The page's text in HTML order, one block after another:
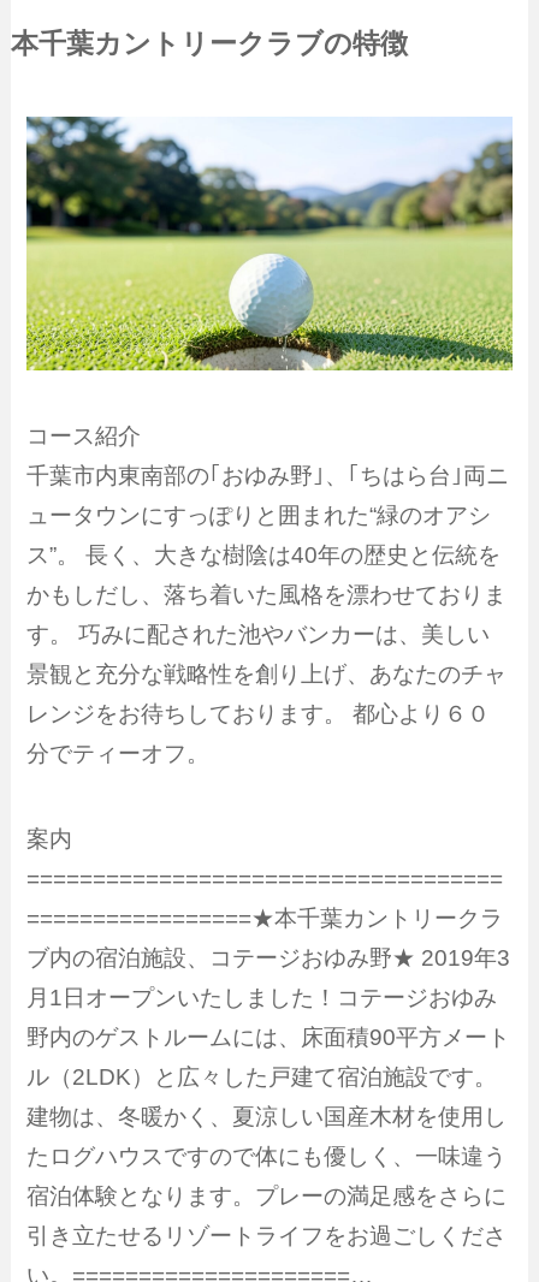
本千葉カントリークラブの特徴
コース紹介
千葉市内東南部の｢おゆみ野｣、｢ちはら台｣両ニ
ュータウンにすっぽりと囲まれた“緑のオアシ
ス”。 長く、大きな樹陰は40年の歴史と伝統を
かもしだし、落ち着いた風格を漂わせておりま
す。 巧みに配された池やバンカーは、美しい
景観と充分な戦略性を創り上げ、あなたのチャ
レンジをお待ちしております。 都心より６０
分でティーオフ。
案内
====================================
=================★本千葉カントリークラ
ブ内の宿泊施設、コテージおゆみ野★ 2019年3
月1日オープンいたしました！コテージおゆみ
野内のゲストルームには、床面積90平方メート
ル（2LDK）と広々した戸建て宿泊施設です。
建物は、冬暖かく、夏涼しい国産木材を使用し
たログハウスですので体にも優しく、一味違う
宿泊体験となります。プレーの満足感をさらに
引き立たせるリゾートライフをお過ごしくださ
い。=====================…